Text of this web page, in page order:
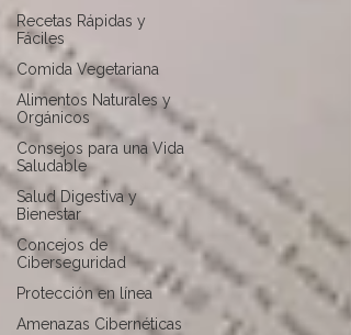
Recetas Rápidas y
Fáciles
Comida Vegetariana
Alimentos Naturales y
Orgánicos
Consejos para una Vida
Saludable
Salud Digestiva y
Bienestar
Concejos de
Ciberseguridad
Protección en línea
Amenazas Cibernéticas